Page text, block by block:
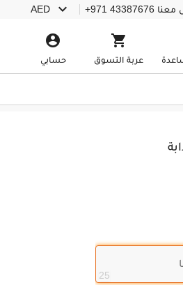
معنا +971 43387676
AED 

عربة التسوق

حسابي
25